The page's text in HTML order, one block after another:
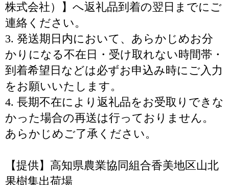
株式会社）】へ返礼品到着の翌日までにご
連絡ください。
3. 発送期日内において、あらかじめお分
かりになる不在日・受け取れない時間帯・
到着希望日などは必ずお申込み時にご入力
をお願いいたします。
4. 長期不在により返礼品をお受取りできな
かった場合の再送は行っておりません。
あらかじめご了承ください。
【提供】高知県農業協同組合香美地区山北
果樹集出荷場